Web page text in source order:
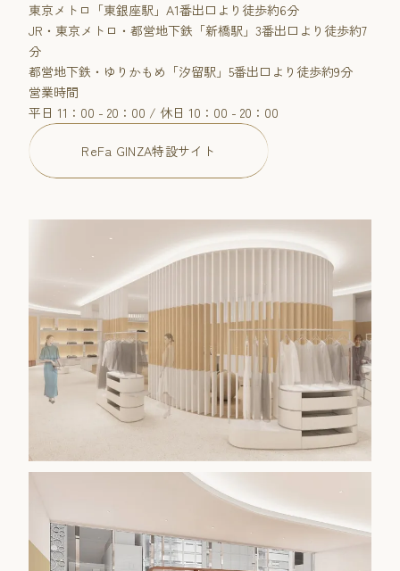
東京メトロ「東銀座駅」A1番出口より徒歩約6分
JR・東京メトロ・都営地下鉄「新橋駅」3番出口より徒歩約7
分
都営地下鉄・ゆりかもめ「汐留駅」5番出口より徒歩約9分
営業時間
平日 11：00 - 20：00 / 休日 10：00 - 20：00
ReFa GINZA特設サイト